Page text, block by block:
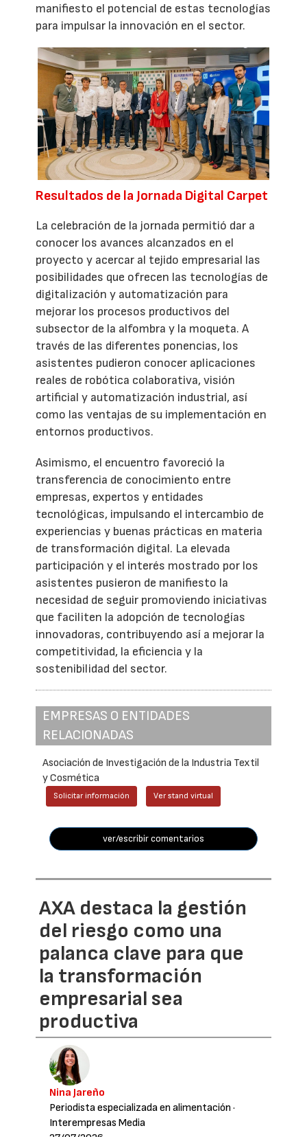
manifiesto el potencial de estas tecnologías
para impulsar la innovación en el sector.
Resultados de la Jornada Digital Carpet
La celebración de la jornada permitió dar a
conocer los avances alcanzados en el
proyecto y acercar al tejido empresarial las
posibilidades que ofrecen las tecnologías de
digitalización y automatización para
mejorar los procesos productivos del
subsector de la alfombra y la moqueta. A
través de las diferentes ponencias, los
asistentes pudieron conocer aplicaciones
reales de robótica colaborativa, visión
artificial y automatización industrial, así
como las ventajas de su implementación en
entornos productivos.
Asimismo, el encuentro favoreció la
transferencia de conocimiento entre
empresas, expertos y entidades
tecnológicas, impulsando el intercambio de
experiencias y buenas prácticas en materia
de transformación digital. La elevada
participación y el interés mostrado por los
asistentes pusieron de manifiesto la
necesidad de seguir promoviendo iniciativas
que faciliten la adopción de tecnologías
innovadoras, contribuyendo así a mejorar la
competitividad, la eficiencia y la
sostenibilidad del sector.
EMPRESAS O ENTIDADES
RELACIONADAS
Asociación de Investigación de la Industria Textil
y Cosmética
Solicitar información Ver stand virtual
ver/escribir comentarios
AXA destaca la gestión
del riesgo como una
palanca clave para que
la transformación
empresarial sea
productiva
Nina Jareño
Periodista especializada en alimentación ·
Interempresas Media